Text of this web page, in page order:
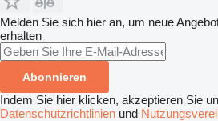
Melden Sie sich hier an, um neue
erhalten
Abonnieren
Indem Sie hier klicken, akzeptieren Sie
Datenschutzrichtlinien und